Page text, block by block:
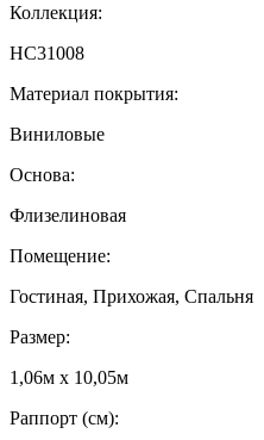
Коллекция:
HC31008
Материал покрытия:
Виниловые
Основа:
Флизелиновая
Помещение:
Гостиная, Прихожая, Спальня
Размер:
1,06м х 10,05м
Раппорт (см):